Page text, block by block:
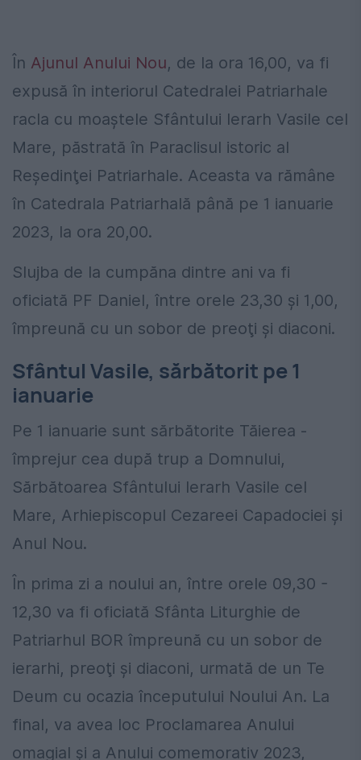
În Ajunul Anului Nou, de la ora 16,00, va fi
expusă în interiorul Catedralei Patriarhale
racla cu moaştele Sfântului Ierarh Vasile cel
Mare, păstrată în Paraclisul istoric al
Reşedinţei Patriarhale. Aceasta va rămâne
în Catedrala Patriarhală până pe 1 ianuarie
2023, la ora 20,00.
Slujba de la cumpăna dintre ani va fi
oficiată PF Daniel, între orele 23,30 şi 1,00,
împreună cu un sobor de preoţi şi diaconi.
Sfântul Vasile, sărbătorit pe 1
ianuarie
Pe 1 ianuarie sunt sărbătorite Tăierea -
împrejur cea după trup a Domnului,
Sărbătoarea Sfântului Ierarh Vasile cel
Mare, Arhiepiscopul Cezareei Capadociei şi
Anul Nou.
În prima zi a noului an, între orele 09,30 -
12,30 va fi oficiată Sfânta Liturghie de
Patriarhul BOR împreună cu un sobor de
ierarhi, preoţi şi diaconi, urmată de un Te
Deum cu ocazia începutului Noului An. La
final, va avea loc Proclamarea Anului
omagial şi a Anului comemorativ 2023,